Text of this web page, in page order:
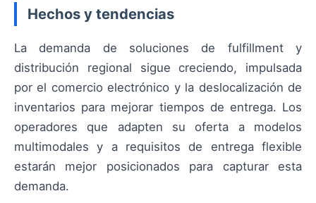
Hechos y tendencias
La demanda de soluciones de fulfillment y
distribución regional sigue creciendo, impulsada
por el comercio electrónico y la deslocalización de
inventarios para mejorar tiempos de entrega. Los
operadores que adapten su oferta a modelos
multimodales y a requisitos de entrega flexible
estarán mejor posicionados para capturar esta
demanda.